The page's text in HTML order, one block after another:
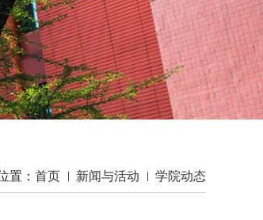
置： 首页 新闻与活动 学院动态